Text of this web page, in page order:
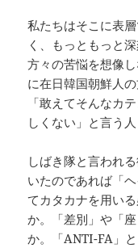
私たちはそこに表
く、もっともっと
方々の苦悩を想像
に在日韓国朝鮮人
「敢えてそんなカ
しくない」と言う
しばき隊と言われ
いたのであれば「
てカタカナを用い
か。「差別」や「
か。「ANTI-FA」